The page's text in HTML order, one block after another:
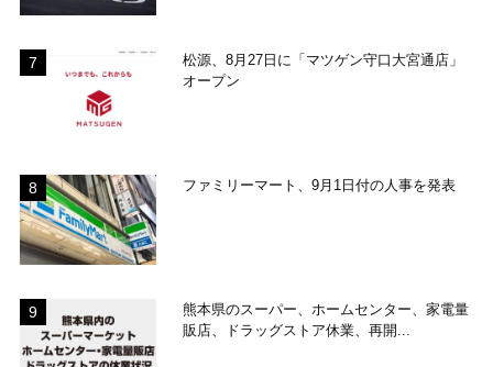
松源、8月27日に「マツゲン守口大宮通店」
オープン
ファミリーマート、9月1日付の人事を発表
熊本県のスーパー、ホームセンター、家電量
販店、ドラッグストア休業、再開...